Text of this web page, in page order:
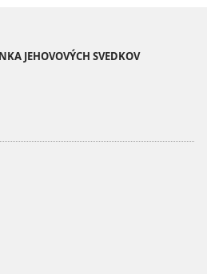
JEHOVOVÝCH SVEDKOV